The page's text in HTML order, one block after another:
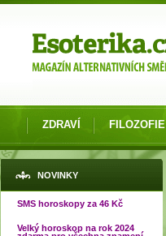
ZDRAVÍ FILOZOFIE
NOVINKY
SMS horoskopy za 46 Kč
Velký horoskop na rok 2024